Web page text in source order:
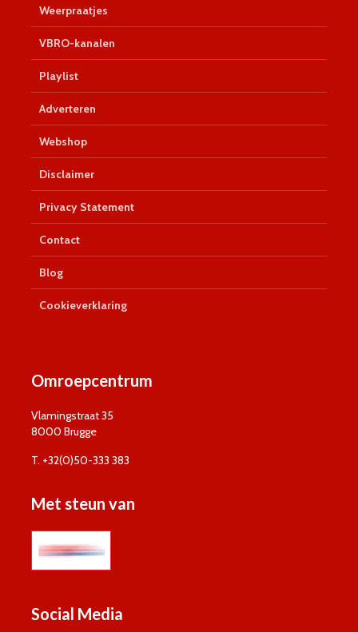
Weerpraatjes
VBRO-kanalen
Playlist
Adverteren
Webshop
Disclaimer
Privacy Statement
Contact
Blog
Cookieverklaring
Omroepcentrum
Vlamingstraat 35
8000 Brugge
T. +32(0)50-333 383
Met steun van
Social Media